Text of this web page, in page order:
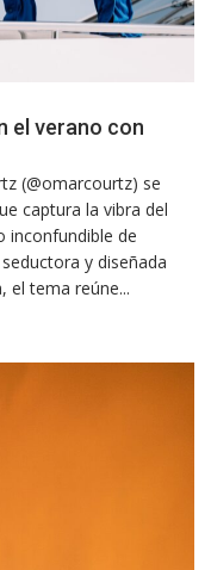
el verano con
(@omarcourtz) se
captura la vibra del
inconfundible de
y diseñada
el tema reúne...